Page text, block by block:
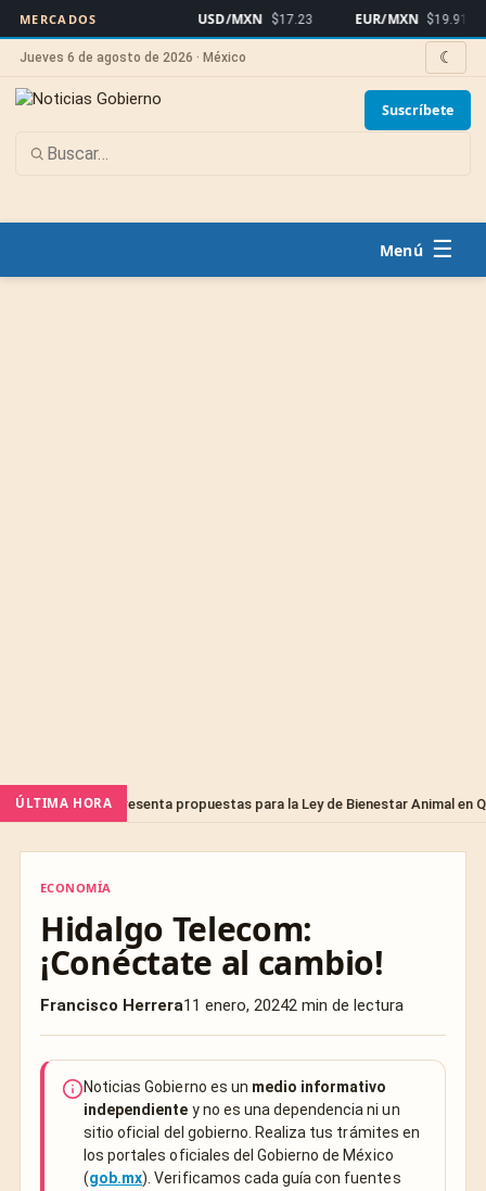
MERCADOS USD/MXN $17.23 EUR/MXN $19.91
Jueves 6 de agosto de 2026 · México ☾
Suscríbete
☰
ÚLTIMA HORA
presenta propuestas para la Ley de Bienestar Animal en Querétaro
ECONOMÍA
Hidalgo Telecom:
¡Conéctate al cambio!
Francisco Herrera11 enero, 20242 min de lectura
Noticias Gobierno es un medio informativo
independiente y no es una dependencia ni un
sitio oficial del gobierno. Realiza tus trámites en
los portales oficiales del Gobierno de México
(gob.mx). Verificamos cada guía con fuentes